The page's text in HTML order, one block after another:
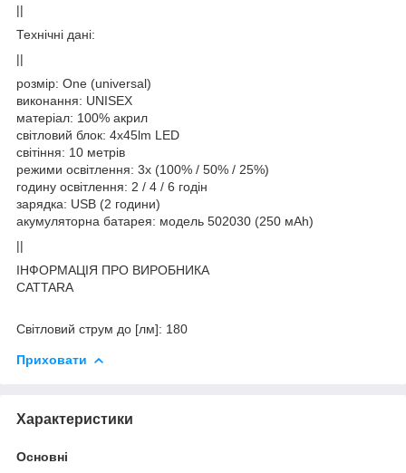
||
Технічні дані:
||
розмір: One (universal)
виконання: UNISEX
матеріал: 100% акрил
світловий блок: 4x45lm LED
світіння: 10 метрів
режими освітлення: 3x (100% / 50% / 25%)
годину освітлення: 2 / 4 / 6 годін
зарядка: USB (2 години)
акумуляторна батарея: модель 502030 (250 мАһ)
||
ІНФОРМАЦІЯ ПРО ВИРОБНИКА
CATTARA
Світловий струм до [лм]: 180
Приховати
Характеристики
Основні